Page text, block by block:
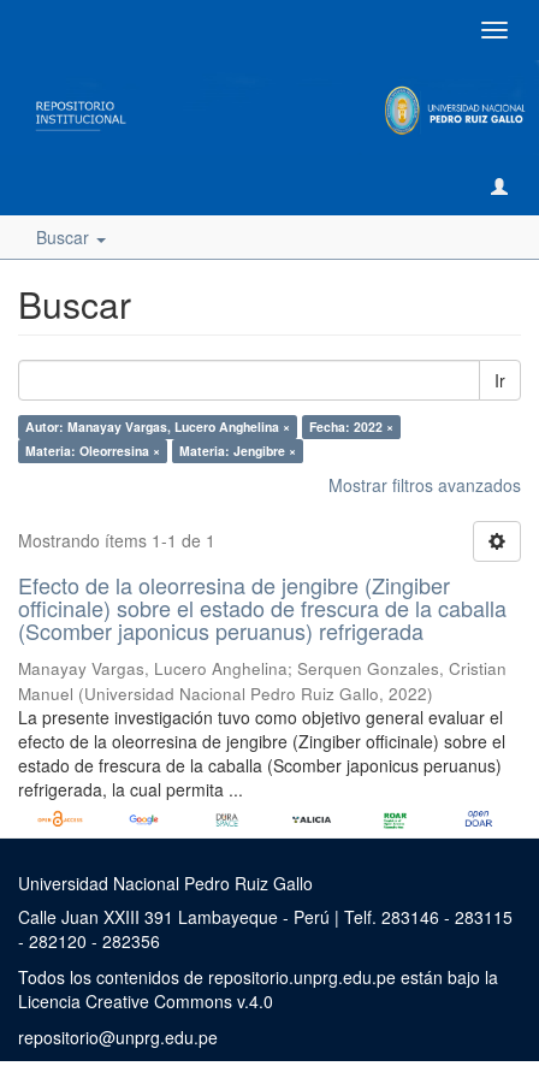
Buscar
Buscar
Ir
Autor: Manayay Vargas, Lucero Anghelina ×
Fecha: 2022 ×
Materia: Oleorresina ×
Materia: Jengibre ×
Mostrar filtros avanzados
Mostrando ítems 1-1 de 1
Efecto de la oleorresina de jengibre (Zingiber
officinale) sobre el estado de frescura de la caballa
(Scomber japonicus peruanus) refrigerada
Manayay Vargas, Lucero Anghelina; Serquen Gonzales, Cristian
Manuel (Universidad Nacional Pedro Ruiz Gallo, 2022)
La presente investigación tuvo como objetivo general evaluar el
efecto de la oleorresina de jengibre (Zingiber officinale) sobre el
estado de frescura de la caballa (Scomber japonicus peruanus)
refrigerada, la cual permita ...
Universidad Nacional Pedro Ruiz Gallo
Calle Juan XXIII 391 Lambayeque - Perú | Telf. 283146 - 283115
- 282120 - 282356
Todos los contenidos de repositorio.unprg.edu.pe están bajo la
Licencia Creative Commons v.4.0
repositorio@unprg.edu.pe